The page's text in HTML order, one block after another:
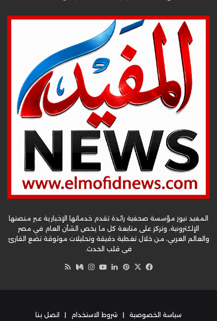
المفيد نيوز مؤسسة صحفية رائدة تقدم خدماتها الإخبارية عبر منصتها
الإلكترونية، وتركز على متابعة كل ما يخص الشأن العام في مصر
والعالم العربي، من خلال تغطية دقيقة وتحليلات موثوقة تضع القارئ
في قلب الحدث.
فيسبوك
‫X بينتيريست
لينكدإن‫YouTube
انستقرام
وسط
سياسة الخصوصية | شروط الاستخدام | اتصل بنا